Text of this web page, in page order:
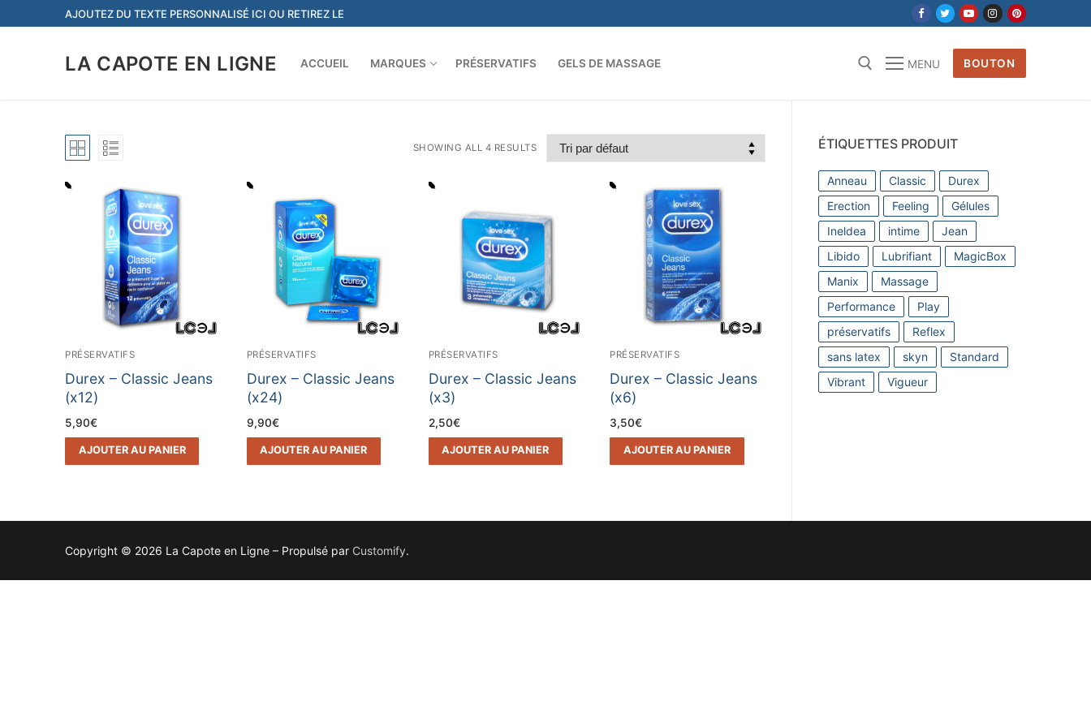
au
AJOUTEZ DU TEXTE PERSONNALISÉ ICI OU RETIREZ LE
LA CAPOTE EN LIGNE ACCUEIL MARQUES PRÉSERVATIFS GELS DE MASSAGE MENU BOUTON
SHOWING ALL 4 RESULTS
PRÉSERVATIFS
Durex – Classic Jeans
(x12)
5,90€
AJOUTER AU PANIER
PRÉSERVATIFS
Durex – Classic Jeans
(x24)
9,90€
AJOUTER AU PANIER
PRÉSERVATIFS
Durex – Classic Jeans
(x3)
2,50€
AJOUTER AU PANIER
PRÉSERVATIFS
Durex – Classic Jeans
(x6)
3,50€
AJOUTER AU PANIER
ÉTIQUETTES PRODUIT
Anneau Classic
Durex
Erection
Feeling
Gélules
Ineldea
intime
Jean
Libido
Lubrifiant
MagicBox
Manix
Massage
Performance
Play
préservatifs
Reflex
sans latex
skyn
Standard
Vibrant
Vigueur
Copyright © 2026 La Capote en Ligne – Propulsé par Customify.